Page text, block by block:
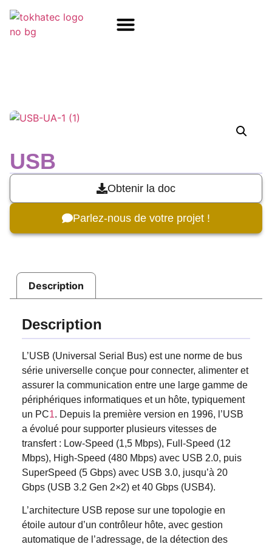
USB
Obtenir la doc
Parlez-nous de votre projet !
Description
Description
L’USB (Universal Serial Bus) est une norme de bus
série universelle conçue pour connecter, alimenter et
assurer la communication entre une large gamme de
périphériques informatiques et un hôte, typiquement
un PC1. Depuis la première version en 1996, l’USB
a évolué pour supporter plusieurs vitesses de
transfert : Low-Speed (1,5 Mbps), Full-Speed (12
Mbps), High-Speed (480 Mbps) avec USB 2.0, puis
SuperSpeed (5 Gbps) avec USB 3.0, jusqu’à 20
Gbps (USB 3.2 Gen 2×2) et 40 Gbps (USB4).
L’architecture USB repose sur une topologie en
étoile autour d’un contrôleur hôte, avec gestion
automatique de l’adressage, de la détection des